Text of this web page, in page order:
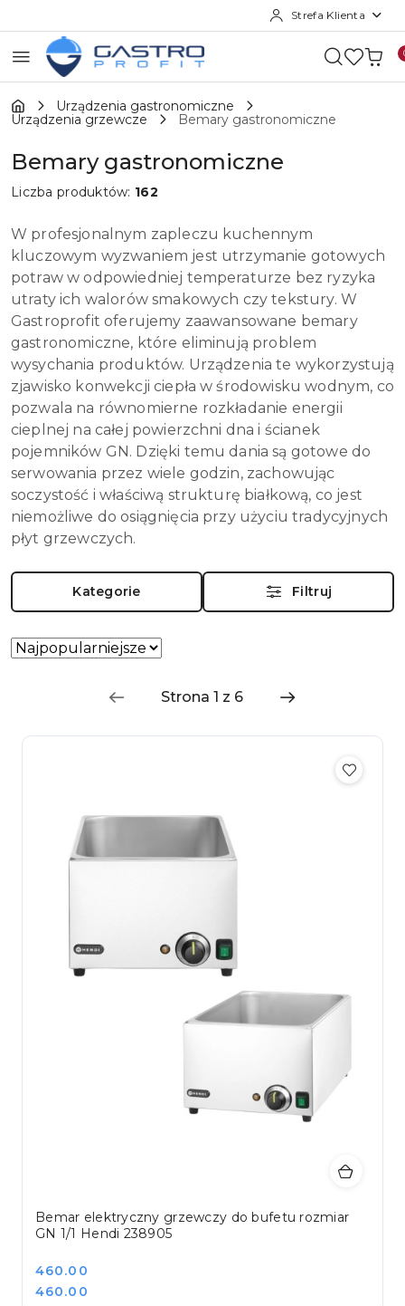
Strefa Klienta
Urządzenia gastronomiczne
Urządzenia grzewcze
Bemary gastronomiczne
Bemary gastronomiczne
Liczba produktów: 162
W profesjonalnym zapleczu kuchennym
kluczowym wyzwaniem jest utrzymanie gotowych
potraw w odpowiedniej temperaturze bez ryzyka
utraty ich walorów smakowych czy tekstury. W
Gastroprofit oferujemy zaawansowane bemary
gastronomiczne, które eliminują problem
wysychania produktów. Urządzenia te wykorzystują
zjawisko konwekcji ciepła w środowisku wodnym, co
pozwala na równomierne rozkładanie energii
cieplnej na całej powierzchni dna i ścianek
pojemników GN. Dzięki temu dania są gotowe do
serwowania przez wiele godzin, zachowując
soczystość i właściwą strukturę białkową, co jest
niemożliwe do osiągnięcia przy użyciu tradycyjnych
płyt grzewczych.
Kategorie Filtruj
Zastosowano
Najpopularniejsze.
Sortuj
Bemar elektryczny grzewczy do bufetu rozmiar
GN 1/1 Hendi 238905
Cena:
460.00
Cena:
460.00